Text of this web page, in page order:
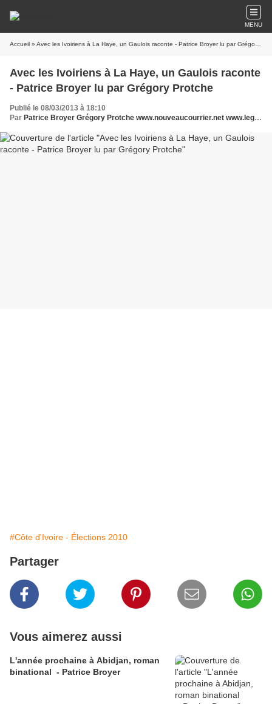
MENU
Accueil » Avec les Ivoiriens à La Haye, un Gaulois raconte - Patrice Broyer lu par Grégory Protche
Avec les Ivoiriens à La Haye, un Gaulois raconte
- Patrice Broyer lu par Grégory Protche
Publié le 08/03/2013 à 18:10
Par Patrice Broyer Grégory Protche www.nouveaucourrier.net www.legrigriinternational.com
#Côte d'Ivoire - Élections 2010
Partager
Vous aimerez aussi
L'année prochaine à Abidjan, roman
binational - Patrice Broyer